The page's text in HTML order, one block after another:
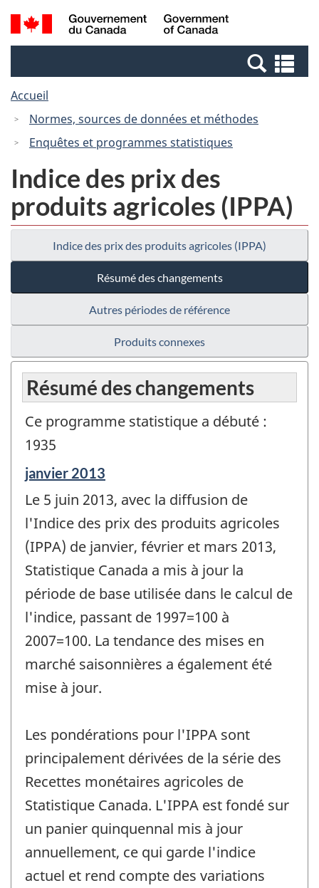
Passer
au
Passer
à
Canada
Recherche
et
et
Accueil
Normes, sources de données et méthodes
Enquêtes et programmes statistiques
Indice des prix des
produits agricoles (IPPA)
Indice des prix des produits agricoles (IPPA)
Résumé des changements
Autres périodes de référence
Produits connexes
Résumé des changements
Ce programme statistique a débuté :
1935
Période
référence
de
-
janvier 2013
Le 5 juin 2013, avec la diffusion de
l'Indice des prix des produits agricoles
(IPPA) de janvier, février et mars 2013,
Statistique Canada a mis à jour la
période de base utilisée dans le calcul de
l'indice, passant de 1997=100 à
2007=100. La tendance des mises en
marché saisonnières a également été
mise à jour.
Les pondérations pour l'IPPA sont
principalement dérivées de la série des
Recettes monétaires agricoles de
Statistique Canada. L'IPPA est fondé sur
un panier quinquennal mis à jour
annuellement, ce qui garde l'indice
actuel et rend compte des variations